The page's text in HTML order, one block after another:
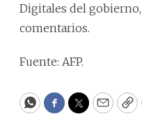
Digitales del
comentarios.
Fuente: AFP.
WhatsApp
Facebook
Twitter
Email